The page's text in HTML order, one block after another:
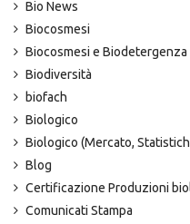
Bio News
Biocosmesi
Biocosmesi e Biodetergenza
Biodiversità
biofach
Biologico
Biologico (Mercato,
Blog
Certificazione Produzioni
Comunicati Stampa